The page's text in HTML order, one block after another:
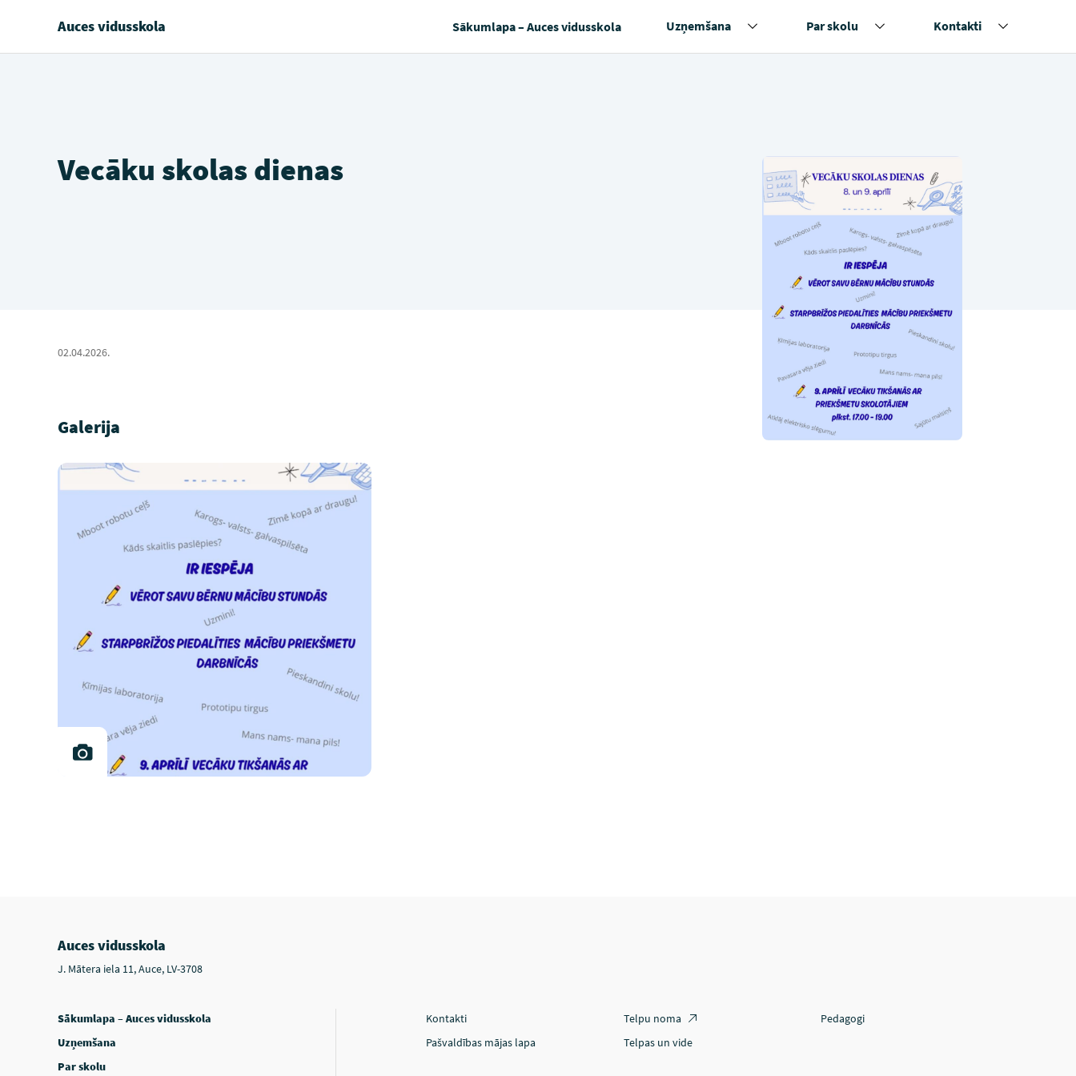
Auces vidusskola Sākumlapa – Auces vidusskola Uzņemšana Par skolu Kontakti
Vecāku skolas dienas
02.04.2026.
Galerija
Auces vidusskola
J. Mātera iela 11, Auce, LV-3708
Sākumlapa – Auces vidusskola
Uzņemšana
Par skolu
Kontakti Telpu noma
Pedagogi
Pašvaldības mājas lapa
Telpas un vide